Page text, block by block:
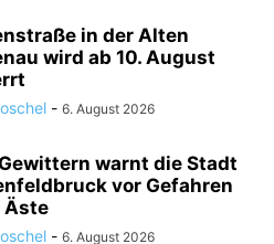
in der Alten
wird ab 10. August
- 6. August 2026
warnt die Stadt
vor Gefahren
Äste
- 6. August 2026